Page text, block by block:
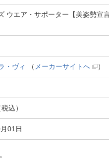
ウエア・サポーター【美姿勢宣
・ヴィ （ メーカーサイトへ ）
込）
01日